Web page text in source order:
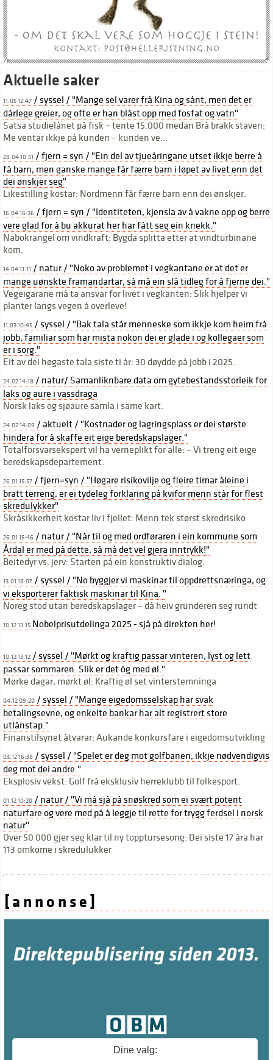
Aktuelle saker
11.05 12:47 / syssel / "Mange sel varer frå Kina og sånt, men det er
dårlege greier, og ofte er han blåst opp med fosfat og vatn"
Satsa studielånet på fisk – tente 15.000 medan Brå brakk staven:
Me ventar ikkje på kunden – kunden ve...
28.04 10:51 / fjern = syn / "Ein del av tjueåringane utset ikkje berre å
få barn, men ganske mange får færre barn i løpet av livet enn det
dei ønskjer seg"
Likestilling kostar: Nordmenn får færre barn enn dei ønskjer.
16.04 16:36 / fjern = syn / "Identiteten, kjensla av å vakne opp og berre
vere glad for å bu akkurat her har fått seg ein knekk."
Nabokrangel om vindkraft: Bygda splitta etter at vindturbinane
kom.
14.04 11:11 / natur / "Noko av problemet i vegkantane er at det er
mange uønskte framandartar, så må ein slå tidleg for å fjerne dei."
Vegeigarane må ta ansvar for livet i vegkanten: Slik hjelper vi
planter langs vegen å overleve!
11.03 10:45 / syssel / "Bak tala står menneske som ikkje kom heim frå
jobb, familiar som har mista nokon dei er glade i og kollegaer som
er i sorg."
Eit av dei høgaste tala siste ti år: 30 døydde på jobb i 2025.
24.02 14:18 / natur/ Samanliknbare data om gytebestandsstorleik for
laks og aure i vassdraga
Norsk laks og sjøaure samla i same kart.
24.02 14:09 / aktuelt / "Kostnader og lagringsplass er dei største
hindera for å skaffe eit eige beredskapslager."
Totalforsvarsekspert vil ha verneplikt for alle: – Vi treng eit eige
beredskapsdepartement.
26.01 15:57 / fjern=syn / "Høgare risikovilje og fleire timar åleine i
bratt terreng, er ei tydeleg forklaring på kvifor menn står for flest
skredulykker"
Skråsikkerheit kostar liv i fjellet: Menn tek størst skredrisiko
26.01 15:46 / natur / "Når til og med ordføraren i ein kommune som
Årdal er med på dette, så må det vel gjera inntrykk!"
Beitedyr vs. jerv: Starten på ein konstruktiv dialog.
13.01 18:07 / syssel / "No byggjer vi maskinar til oppdrettsnæringa, og
vi eksporterer faktisk maskinar til Kina. "
Noreg stod utan beredskapslager – då heiv gründeren seg rundt
10.12 13:15 Nobelprisutdelinga 2025 - sjå på direkten her!
10.12 13:12 / syssel / "Mørkt og kraftig passar vinteren, lyst og lett
passar sommaren. Slik er det òg med øl."
Mørke dagar, mørkt øl: Kraftig øl set vinterstemninga
04.12 09:20 / syssel / "Mange eigedomsselskap har svak
betalingsevne, og enkelte bankar har alt registrert store
utlånstap."
Finanstilsynet åtvarar: Aukande konkursfare i eigedomsutvikling
03.12 16:38 / syssel / "Spelet er deg mot golfbanen, ikkje nødvendigvis
deg mot dei andre."
Eksplosiv vekst: Golf frå eksklusiv herreklubb til folkesport.
01.12 10:20 / natur / "Vi må sjå på snøskred som ei svært potent
naturfare og vere med på å leggje til rette for trygg ferdsel i norsk
natur"
Over 50 000 gjer seg klar til ny topptursesong: Dei siste 17 åra har
113 omkome i skredulukker
[ a n n o n s e ]
Dine valg: